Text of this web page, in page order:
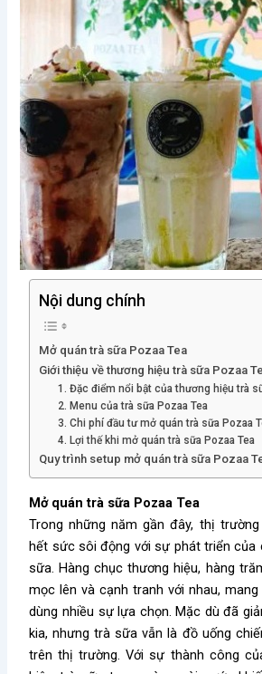
Nội dung chính
Mở quán trà sữa Pozaa Tea
Giới thiệu về thương hiệu trà sữa Pozaa
1. Đặc điểm nổi bật của thương hiệu trà
2. Menu của trà sữa Pozaa Tea
3. Chi phí đầu tư mở quán trà sữa Pozaa
4. Lợi thế khi mở quán trà sữa Pozaa Tea
Quy trình setup mở quán trà sữa Pozaa
Mở quán trà sữa Pozaa Tea
Trong những năm gần đây, thị
hết sức sôi động với sự phát triển của
sữa. Hàng chục thương hiệu, hàng
mọc lên và cạnh tranh với nhau,
dùng nhiều sự lựa chọn. Mặc dù đã
kia, nhưng trà sữa vẫn là đồ uống
trên thị trường. Với sự thành công